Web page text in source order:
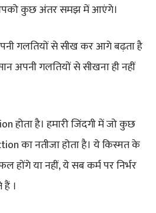
कुछ अंतर समझ में आएंगे।
गलतियों से सीख कर आगे बढ़ता है
अपनी गलतियों से सीखना ही नहीं
होता है। हमारी जिंदगी में जो कुछ
का नतीजा होता है। ये किस्मत के
होंगे या नहीं, ये सब कर्म पर निर्भर
।